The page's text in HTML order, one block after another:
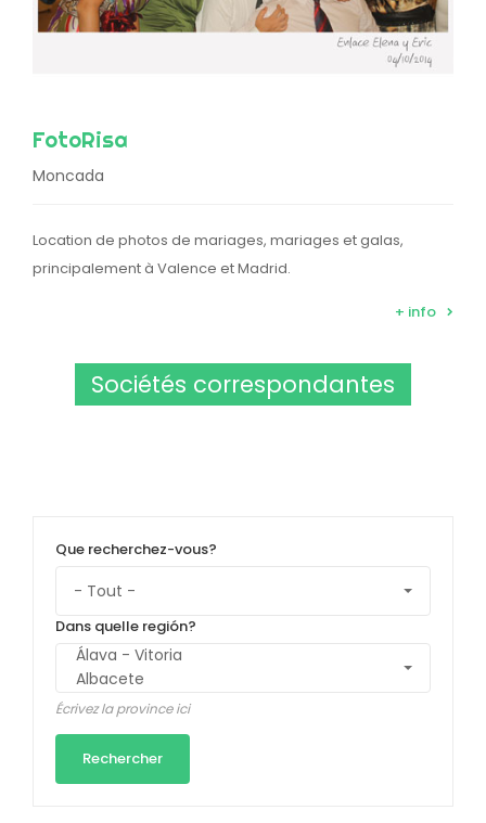
FotoRisa
Moncada
Location de photos de mariages, mariages et galas,
principalement à Valence et Madrid.
+ info
Sociétés correspondantes
Que recherchez-vous?
Dans quelle región?
Écrivez la province ici